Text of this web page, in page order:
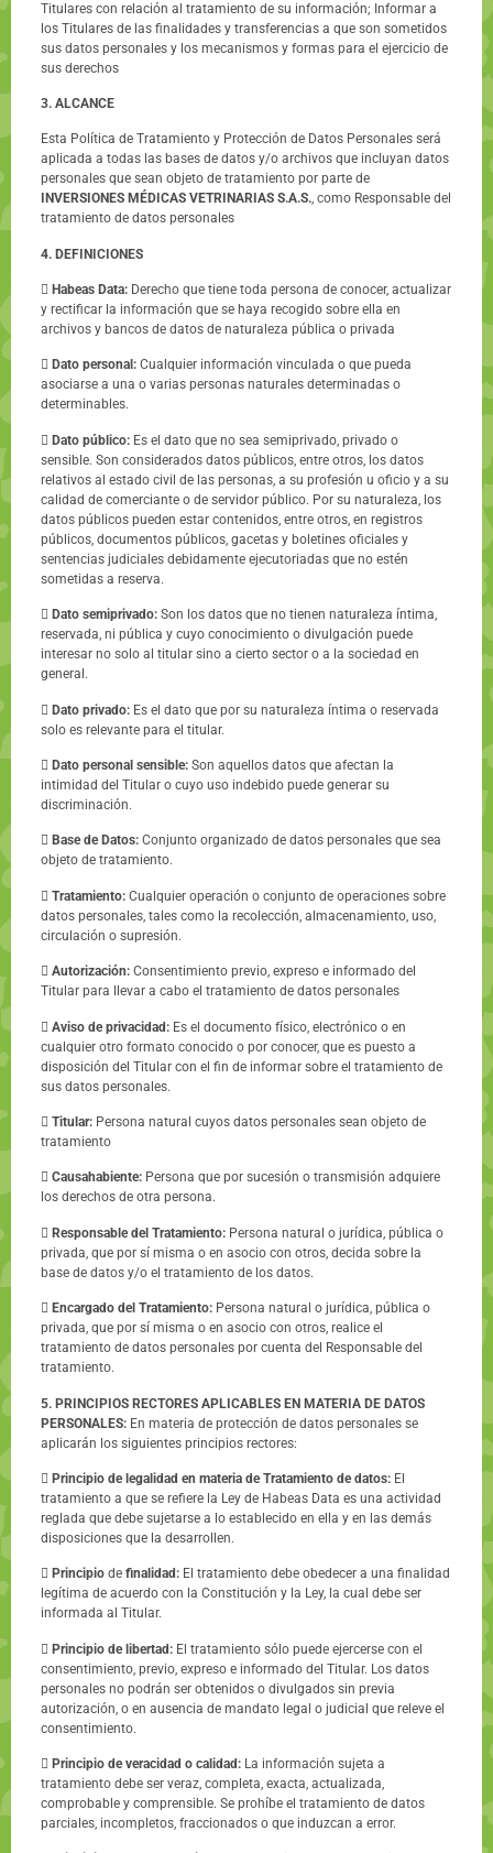
Titulares con relación al tratamiento de su información; Informar a
los Titulares de las finalidades y transferencias a que son sometidos
sus datos personales y los mecanismos y formas para el ejercicio de
sus derechos
3. ALCANCE
Esta Política de Tratamiento y Protección de Datos Personales será
aplicada a todas las bases de datos y/o archivos que incluyan datos
personales que sean objeto de tratamiento por parte de
INVERSIONES MÉDICAS VETRINARIAS S.A.S., como Responsable del
tratamiento de datos personales
4. DEFINICIONES
 Habeas Data: Derecho que tiene toda persona de conocer, actualizar
y rectificar la información que se haya recogido sobre ella en
archivos y bancos de datos de naturaleza pública o privada
 Dato personal: Cualquier información vinculada o que pueda
asociarse a una o varias personas naturales determinadas o
determinables.
 Dato público: Es el dato que no sea semiprivado, privado o
sensible. Son considerados datos públicos, entre otros, los datos
relativos al estado civil de las personas, a su profesión u oficio y a su
calidad de comerciante o de servidor público. Por su naturaleza, los
datos públicos pueden estar contenidos, entre otros, en registros
públicos, documentos públicos, gacetas y boletines oficiales y
sentencias judiciales debidamente ejecutoriadas que no estén
sometidas a reserva.
 Dato semiprivado: Son los datos que no tienen naturaleza íntima,
reservada, ni pública y cuyo conocimiento o divulgación puede
interesar no solo al titular sino a cierto sector o a la sociedad en
general.
 Dato privado: Es el dato que por su naturaleza íntima o reservada
solo es relevante para el titular.
 Dato personal sensible: Son aquellos datos que afectan la
intimidad del Titular o cuyo uso indebido puede generar su
discriminación.
 Base de Datos: Conjunto organizado de datos personales que sea
objeto de tratamiento.
 Tratamiento: Cualquier operación o conjunto de operaciones sobre
datos personales, tales como la recolección, almacenamiento, uso,
circulación o supresión.
 Autorización: Consentimiento previo, expreso e informado del
Titular para llevar a cabo el tratamiento de datos personales
 Aviso de privacidad: Es el documento físico, electrónico o en
cualquier otro formato conocido o por conocer, que es puesto a
disposición del Titular con el fin de informar sobre el tratamiento de
sus datos personales.
 Titular: Persona natural cuyos datos personales sean objeto de
tratamiento
 Causahabiente: Persona que por sucesión o transmisión adquiere
los derechos de otra persona.
 Responsable del Tratamiento: Persona natural o jurídica, pública o
privada, que por sí misma o en asocio con otros, decida sobre la
base de datos y/o el tratamiento de los datos.
 Encargado del Tratamiento: Persona natural o jurídica, pública o
privada, que por sí misma o en asocio con otros, realice el
tratamiento de datos personales por cuenta del Responsable del
tratamiento.
5. PRINCIPIOS RECTORES APLICABLES EN MATERIA DE DATOS
PERSONALES: En materia de protección de datos personales se
aplicarán los siguientes principios rectores:
 Principio de legalidad en materia de Tratamiento de datos: El
tratamiento a que se refiere la Ley de Habeas Data es una actividad
reglada que debe sujetarse a lo establecido en ella y en las demás
disposiciones que la desarrollen.
 Principio de finalidad: El tratamiento debe obedecer a una finalidad
legítima de acuerdo con la Constitución y la Ley, la cual debe ser
informada al Titular.
 Principio de libertad: El tratamiento sólo puede ejercerse con el
consentimiento, previo, expreso e informado del Titular. Los datos
personales no podrán ser obtenidos o divulgados sin previa
autorización, o en ausencia de mandato legal o judicial que releve el
consentimiento.
 Principio de veracidad o calidad: La información sujeta a
tratamiento debe ser veraz, completa, exacta, actualizada,
comprobable y comprensible. Se prohíbe el tratamiento de datos
parciales, incompletos, fraccionados o que induzcan a error.